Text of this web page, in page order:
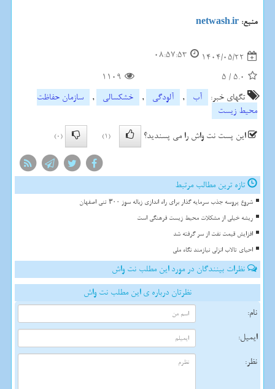
منبع: netwash.ir
1404/05/22
08:57:53
5.0
/
5
1109
تگهای خبر:
آب , آلودگی , خشكسالی ,
سازمان حفاظت
محیط زیست
این پست نت واش را می پسندید؟
(1)
(0)
تازه ترین مطالب مرتبط
شروع پروسه جذب سرمایه گذار برای راه اندازی زباله سوز ۳۰۰ تنی اصفهان
ریشه خیلی از مشکلات محیط زیست فرهنگی است
افزایش قیمت نفت از سر گرفته شد
احیای تالاب انزلی نیازمند نگاه ملی
نظرات بینندگان در مورد این مطلب نت واش
نظرتان درباره ی این مطلب نت واش
نام:
ایمیل:
نظر: